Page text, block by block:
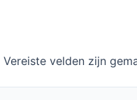
Vereiste velden zijn